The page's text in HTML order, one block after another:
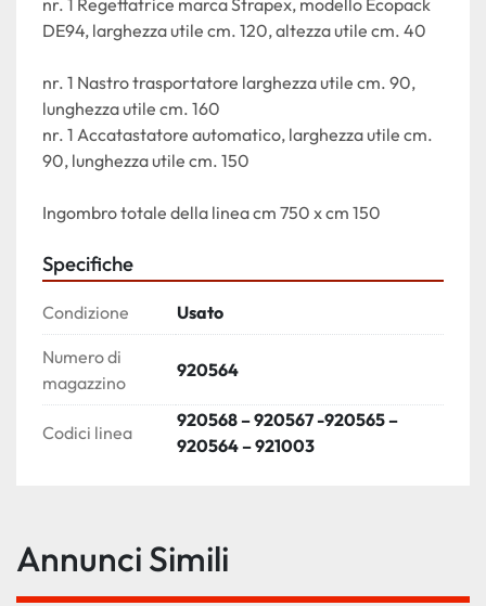
nr. 1 Regettatrice marca Strapex, modello Ecopack
DE94, larghezza utile cm. 120, altezza utile cm. 40
nr. 1 Nastro trasportatore larghezza utile cm. 90,
lunghezza utile cm. 160
nr. 1 Accatastatore automatico, larghezza utile cm.
90, lunghezza utile cm. 150
Ingombro totale della linea cm 750 x cm 150
Specifiche
Condizione Usato
Numero di
magazzino
920564
Codici linea
920568 – 920567 -920565 –
920564 – 921003
Annunci Simili